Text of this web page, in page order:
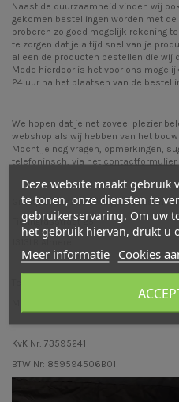
Naast de duurzaamheid vinden wij
gekomen bestellingen worden met
proberen zo goed mogelijk rekening
te zorgen dat je altijd snel van je
alleen de producten bestellen die wij
Mede hierdoor is het voor ons
24 uur na het plaatsen van de
We hopen dat je net zoveel plezier
webshop als wij hebben van het
Mocht je nog vragen, opmerkingen,
telefoninsch, via het contactformulier
Groetjes, Elmar en Margriet Jansen
Fioringrasstraat 25
1313LB Almere
KvK Nr: 73595241
BTW Nr: 859594506B01
Deze website maakt gebruik
te tonen, onze diensten te
gebruikerservaring. Om uw
het gebruik hiervan, drukt u
Meer informatie Cookies